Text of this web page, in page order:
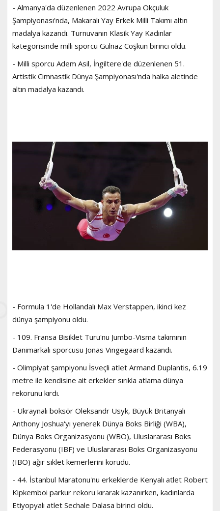
- Almanya'da düzenlenen 2022 Avrupa Okçuluk
Şampiyonası'nda, Makaralı Yay Erkek Milli Takımı altın
madalya kazandı. Turnuvanın Klasik Yay Kadınlar
kategorisinde milli sporcu Gülnaz Coşkun birinci oldu.
- Milli sporcu Adem Asil, İngiltere'de düzenlenen 51.
Artistik Cimnastik Dünya Şampiyonası'nda halka aletinde
altın madalya kazandı.
- Formula 1'de Hollandalı Max Verstappen, ikinci kez
dünya şampiyonu oldu.
- 109. Fransa Bisiklet Turu'nu Jumbo-Visma takımının
Danimarkalı sporcusu Jonas Vingegaard kazandı.
- Olimpiyat şampiyonu İsveçli atlet Armand Duplantis, 6.19
metre ile kendisine ait erkekler sırıkla atlama dünya
rekorunu kırdı.
- Ukraynalı boksör Oleksandr Usyk, Büyük Britanyalı
Anthony Joshua'yı yenerek Dünya Boks Birliği (WBA),
Dünya Boks Organizasyonu (WBO), Uluslararası Boks
Federasyonu (IBF) ve Uluslararası Boks Organizasyonu
(IBO) ağır sıklet kemerlerini korudu.
- 44. İstanbul Maratonu'nu erkeklerde Kenyalı atlet Robert
Kipkemboi parkur rekoru kırarak kazanırken, kadınlarda
Etiyopyalı atlet Sechale Dalasa birinci oldu.